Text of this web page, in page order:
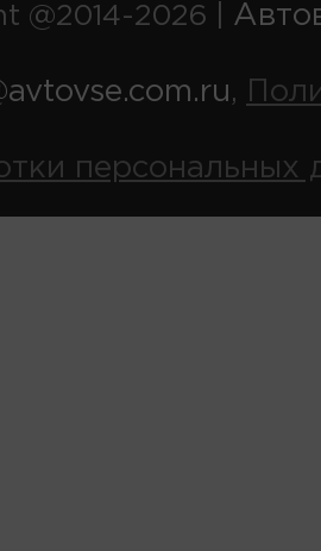
@2014-2026 |
,
персональных